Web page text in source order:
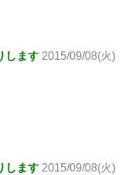
します 2015/09/08(火)
します 2015/09/08(火)